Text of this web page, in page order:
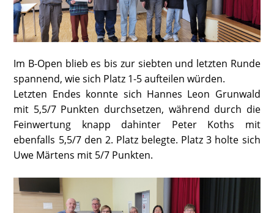
Im B-Open blieb es bis zur siebten und letzten Runde
spannend, wie sich Platz 1-5 aufteilen würden.
Letzten Endes konnte sich Hannes Leon Grunwald
mit 5,5/7 Punkten durchsetzen, während durch die
Feinwertung knapp dahinter Peter Koths mit
ebenfalls 5,5/7 den 2. Platz belegte. Platz 3 holte sich
Uwe Märtens mit 5/7 Punkten.